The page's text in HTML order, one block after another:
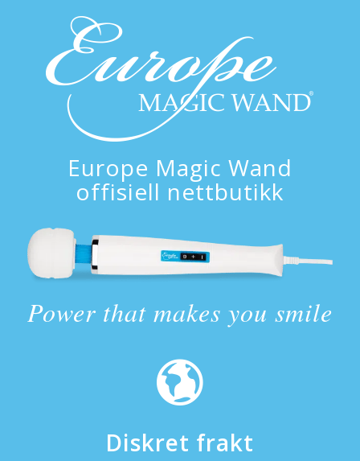
Europe Magic Wand
offisiell nettbutikk
Power that makes you smile
Diskret frakt